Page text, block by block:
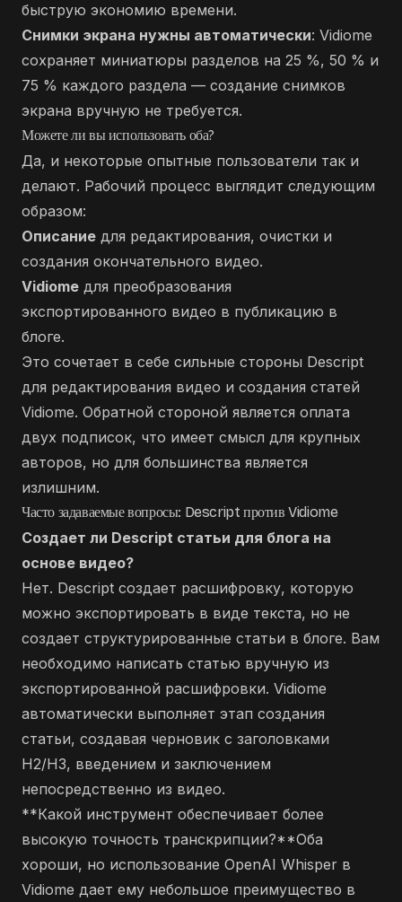
быструю экономию времени.
Снимки экрана нужны автоматически: Vidiome
сохраняет миниатюры разделов на 25 %, 50 % и
75 % каждого раздела — создание снимков
экрана вручную не требуется.
Можете ли вы использовать оба?
Да, и некоторые опытные пользователи так и
делают. Рабочий процесс выглядит следующим
образом:
Описание для редактирования, очистки и
создания окончательного видео.
Vidiome для преобразования
экспортированного видео в публикацию в
блоге.
Это сочетает в себе сильные стороны Descript
для редактирования видео и создания статей
Vidiome. Обратной стороной является оплата
двух подписок, что имеет смысл для крупных
авторов, но для большинства является
излишним.
Часто задаваемые вопросы: Descript против Vidiome
Создает ли Descript статьи для блога на
основе видео?
Нет. Descript создает расшифровку, которую
можно экспортировать в виде текста, но не
создает структурированные статьи в блоге. Вам
необходимо написать статью вручную из
экспортированной расшифровки. Vidiome
автоматически выполняет этап создания
статьи, создавая черновик с заголовками
H2/H3, введением и заключением
непосредственно из видео.
**Какой инструмент обеспечивает более
высокую точность транскрипции?**Оба
хороши, но использование OpenAI Whisper в
Vidiome дает ему небольшое преимущество в